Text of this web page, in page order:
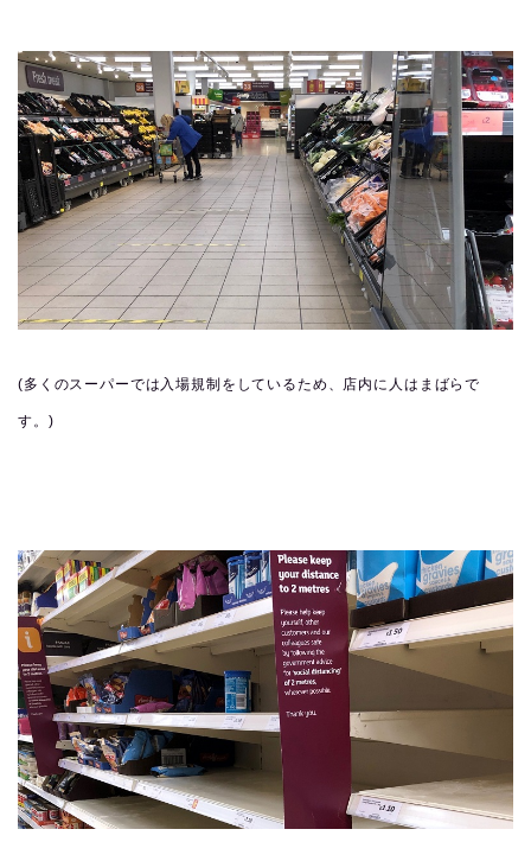
(多くのスーパーでは入場規制をしているため、店内に人はまばらで
す。)